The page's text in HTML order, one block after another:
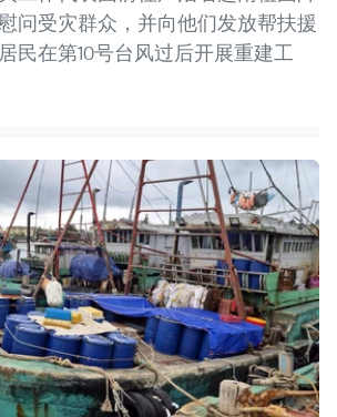
问受灾群众，并向他们发放帮扶援
民在第10号台风过后开展重建工